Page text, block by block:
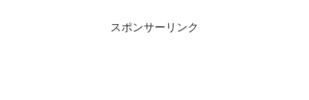
スポンサーリンク